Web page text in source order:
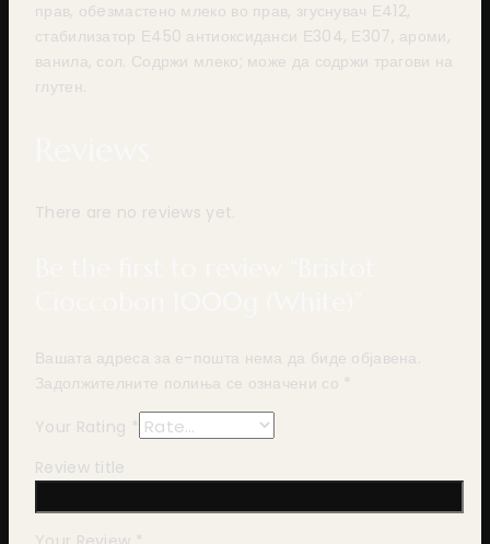
прав, обeзмастено млеко во прав, згуснувач Е412,
стабилизатор Е450 антиоксиданси Е304, Е307, ароми,
ванила, сол. Содржи млеко; може да содржи трагови на
глутен.
There are no reviews yet.
Вашата адреса за е-пошта нема да биде објавена.
Задолжителните полиња се означени со *
Your Rating *
Review title